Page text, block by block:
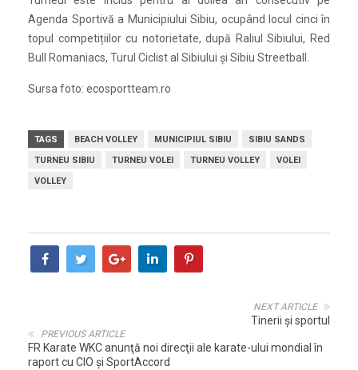
Agenda Sportivă a Municipiului Sibiu, ocupând locul cinci în
topul competițiilor cu notorietate, după Raliul Sibiului, Red
Bull Romaniacs, Turul Ciclist al Sibiului și Sibiu Streetball.
Sursa foto: ecosportteam.ro
TAGS BEACH VOLLEY MUNICIPIUL SIBIU
SIBIU SANDS
TURNEU SIBIU
TURNEU VOLEI TURNEU VOLLEY
VOLEI
VOLLEY
NEXT ARTICLE
Tinerii şi sportul
PREVIOUS ARTICLE
FR Karate WKC anunţă noi direcţii ale karate-ului mondial în
raport cu CIO şi SportAccord